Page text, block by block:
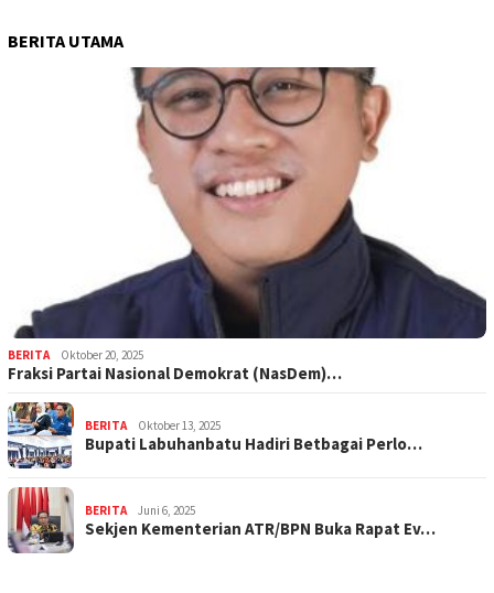
BERITA UTAMA
BERITA Oktober 20, 2025
Fraksi Partai Nasional Demokrat (NasDem)…
BERITA Oktober 13, 2025
Bupati Labuhanbatu Hadiri Betbagai Perlo…
BERITA Juni 6, 2025
Sekjen Kementerian ATR/BPN Buka Rapat Ev…